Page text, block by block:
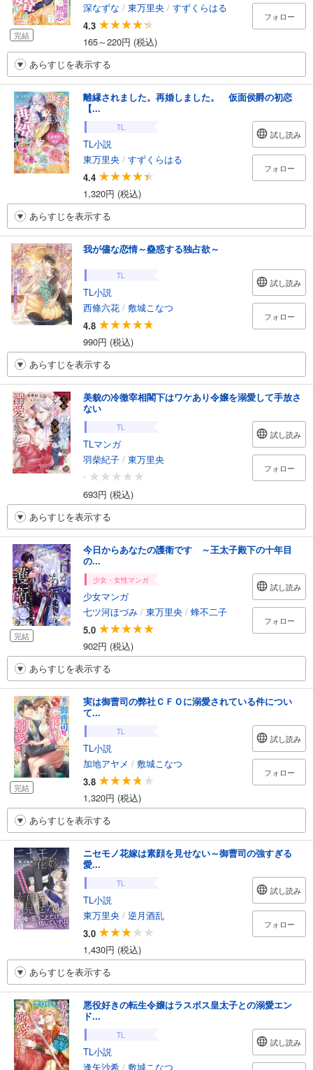
完結
深なずな / 東万里央 / すずくらはる
4.3
165～220円 (税込)
フォロー
あらすじを表示する
離縁されました。再婚しました。 仮面侯爵の初恋
【...
TL
TL小説
東万里央 / すずくらはる
4.4
1,320円 (税込)
試し読み
フォロー
あらすじを表示する
我が儘な恋情～蠱惑する独占欲～
TL
TL小説
西條六花 / 敷城こなつ
4.8
990円 (税込)
試し読み
フォロー
あらすじを表示する
美貌の冷徹宰相閣下はワケあり令嬢を溺愛して手放さ
ない
TL
TLマンガ
羽柴紀子 / 東万里央
-
693円 (税込)
試し読み
フォロー
あらすじを表示する
完結
今日からあなたの護衛です ～王太子殿下の十年目
の...
少女・女性マンガ
少女マンガ
七ツ河ほづみ / 東万里央 / 蜂不二子
5.0
902円 (税込)
試し読み
フォロー
あらすじを表示する
完結
実は御曹司の弊社ＣＦＯに溺愛されている件につい
て...
TL
TL小説
加地アヤメ / 敷城こなつ
3.8
1,320円 (税込)
試し読み
フォロー
あらすじを表示する
ニセモノ花嫁は素顔を見せない～御曹司の強すぎる
愛...
TL
TL小説
東万里央 / 逆月酒乱
3.0
1,430円 (税込)
試し読み
フォロー
あらすじを表示する
悪役好きの転生令嬢はラスボス皇太子との溺愛エン
ド...
TL
TL小説
逢矢沙希 / 敷城こなつ
試し読み